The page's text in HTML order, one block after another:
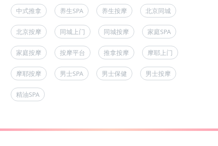
中式推拿 养生SPA 养生按摩 北京同城
北京按摩 同城上门 同城按摩 家庭SPA
家庭按摩 按摩平台 推拿按摩 摩耶上门
摩耶按摩 男士SPA 男士保健 男士按摩
精油SPA